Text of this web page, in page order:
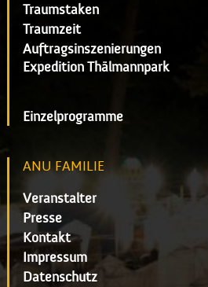
Traumstaken
Traumzeit
Auftragsinszenierungen
Expedition Thälmannpark
Einzelprogramme
ANU FAMILIE
Veranstalter
Presse
Kontakt
Impressum
Datenschutz